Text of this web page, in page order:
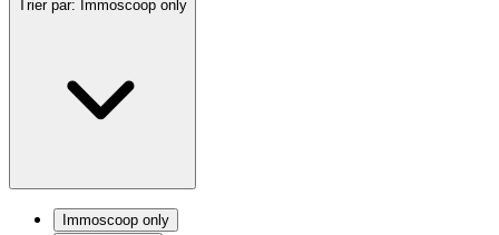
Trier par: Immoscoop only
Immoscoop only